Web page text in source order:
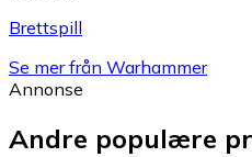
Brettspill
Se mer från Warhammer
Annonse
Andre populære